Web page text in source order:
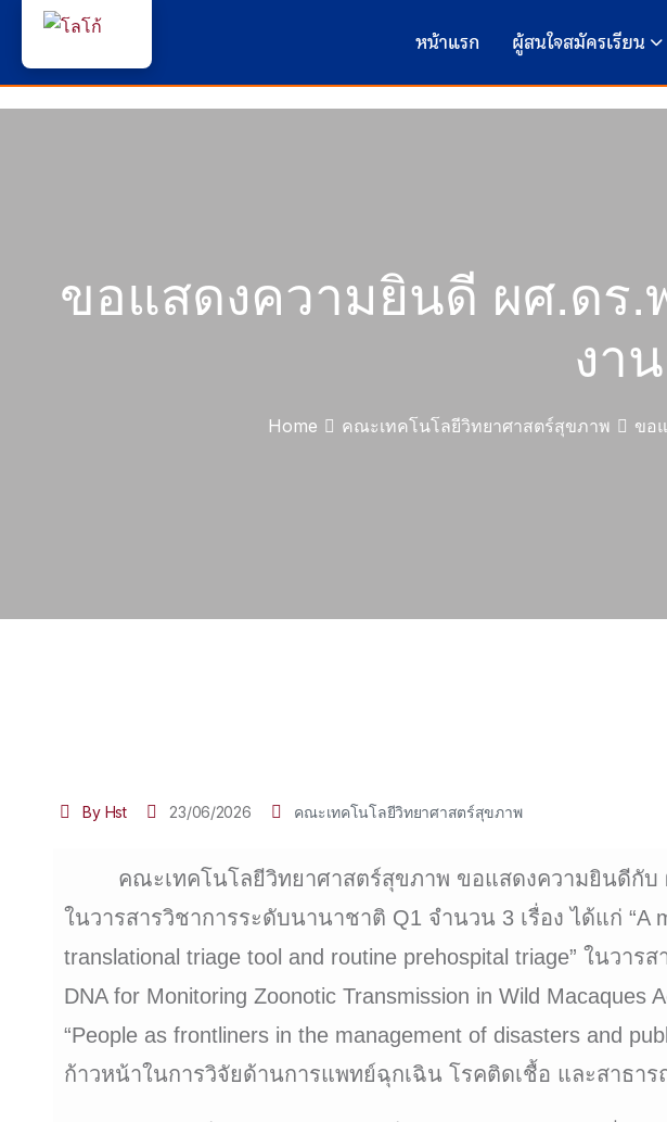
หน้าแรก ผู้สนใจสมัครเรียน
ขอแสดงความยินดี ผศ.ดร
งา
Home คณะเทคโนโลยีวิทยาศาสตร์สุขภาพ ขอ
By Hst 23/06/2026 คณะเทคโนโลยีวิทยาศาสตร์สุขภาพ
คณะเทคโนโลยีวิทยาศาสตร์สุขภาพ ขอแสดงความยินดีกั
ในวารสารวิชาการระดับนานาชาติ Q1 จำนวน 3 เรื่อง ได้แก่ “A
translational triage tool and routine prehospital triage” ในวาร
DNA for Monitoring Zoonotic Transmission in Wild Macaques
“People as frontliners in the management of disasters and
ก้าวหน้าในการวิจัยด้านการแพทย์ฉุกเฉิน โรคติดเชื้อ และสาธา